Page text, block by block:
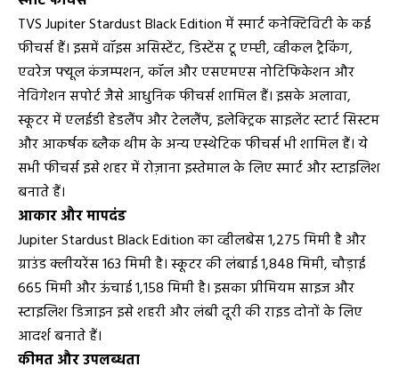
TVS Jupiter Stardust Black Edition में स्मार्ट कनेक्टिविटी के कई
फीचर्स हैं। इसमें वॉइस असिस्टेंट, डिस्टेंस टू एम्प्टी, व्हीकल ट्रैकिंग,
एवरेज फ्यूल कंजम्पशन, कॉल और एसएमएस नोटिफिकेशन और
नेविगेशन सपोर्ट जैसे आधुनिक फीचर्स शामिल हैं। इसके अलावा,
स्कूटर में एलईडी हेडलैंप और टेललैंप, इलेक्ट्रिक साइलेंट स्टार्ट सिस्टम
और आकर्षक ब्लैक थीम के अन्य एस्थेटिक फीचर्स भी शामिल हैं। ये
सभी फीचर्स इसे शहर में रोज़ाना इस्तेमाल के लिए स्मार्ट और स्टाइलिश
बनाते हैं।
आकार और मापदंड
Jupiter Stardust Black Edition का व्हीलबेस 1,275 मिमी है और
ग्राउंड क्लीयरेंस 163 मिमी है। स्कूटर की लंबाई 1,848 मिमी, चौड़ाई
665 मिमी और ऊंचाई 1,158 मिमी है। इसका प्रीमियम साइज और
स्टाइलिश डिजाइन इसे शहरी और लंबी दूरी की राइड दोनों के लिए
आदर्श बनाते हैं।
कीमत और उपलब्धता